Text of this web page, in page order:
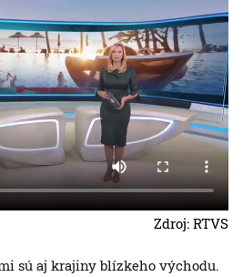
Zdroj: RTVS
sú aj krajiny blízkeho východu.